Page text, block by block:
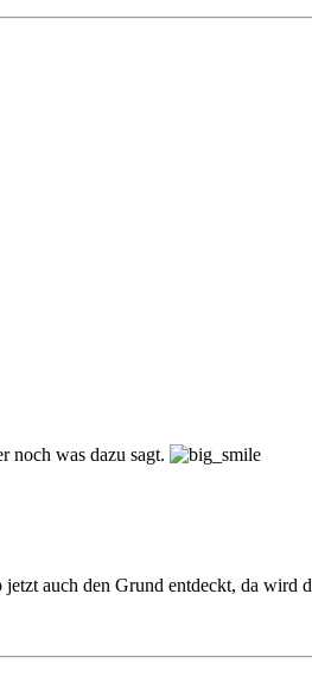
noch was dazu sagt.
auch den Grund entdeckt, da wird